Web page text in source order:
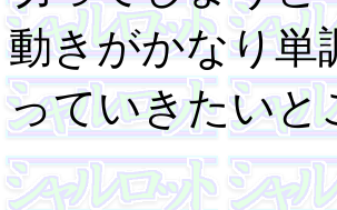
動きがかなり単
っていきたいと